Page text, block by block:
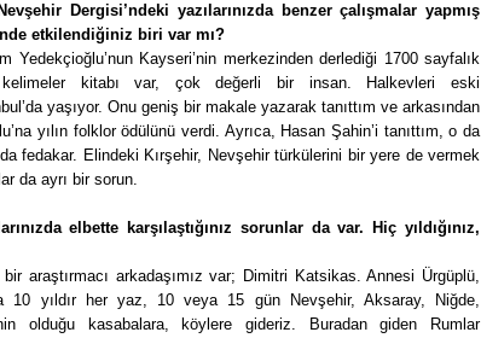
Dergisi’ndeki yazılarınızda benzer çalışmalar yapmış
etkilendiğiniz biri var mı?
Yedekçioğlu’nun Kayseri’nin merkezinden derlediği 1700 sayfalık
kitabı var, çok değerli bir insan. Halkevleri eski
yaşıyor. Onu geniş bir makale yazarak tanıttım ve arkasından
yılın folklor ödülünü verdi. Ayrıca, Hasan Şahin’i tanıttım, o da
fedakar. Elindeki Kırşehir, Nevşehir türkülerini bir yere de vermek
da ayrı bir sorun.
elbette karşılaştığınız sorunlar da var. Hiç yıldığınız,
bir araştırmacı arkadaşımız var; Dimitri Katsikas. Annesi Ürgüplü,
10 yıldır her yaz, 10 veya 15 gün Nevşehir, Aksaray, Niğde,
olduğu kasabalara, köylere gideriz. Buradan giden Rumlar